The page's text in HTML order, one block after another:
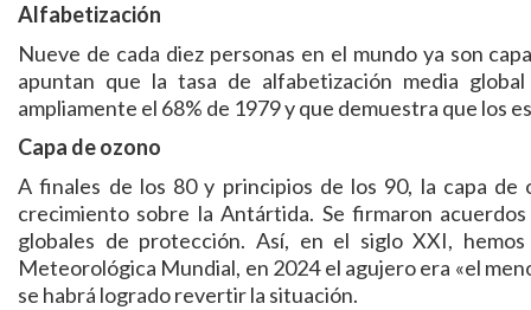
Alfabetización
Nueve de cada diez personas en el mundo ya son
apuntan que la tasa de alfabetización media
ampliamente el 68% de 1979 y que demuestra que los
Capa de ozono
A finales de los 80 y principios de los 90, la capa
crecimiento sobre la Antártida. Se firmaron
globales de protección. Así, en el siglo XXI,
Meteorológica Mundial, en 2024 el agujero era «el
se habrá logrado revertir la situación.